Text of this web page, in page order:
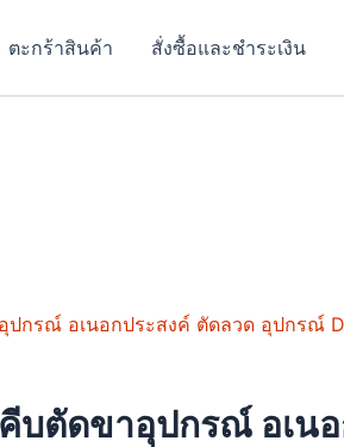
ตะกร้าสินค้า สั่งซื้อและชำระเงิน
บตัดขาอุปกรณ์ อเน